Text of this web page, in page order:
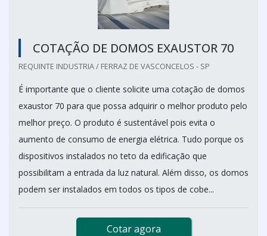
COTAÇÃO DE DOMOS EXAUSTOR 70
REQUINTE INDUSTRIA / FERRAZ DE VASCONCELOS - SP
É importante que o cliente solicite uma cotação de domos
exaustor 70 para que possa adquirir o melhor produto pelo
melhor preço. O produto é sustentável pois evita o
aumento de consumo de energia elétrica. Tudo porque os
dispositivos instalados no teto da edificação que
possibilitam a entrada da luz natural. Além disso, os domos
podem ser instalados em todos os tipos de cobe...
Cotar agora